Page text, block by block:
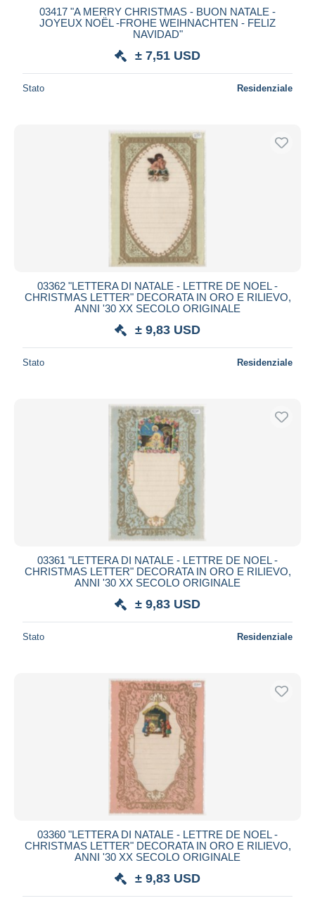
03417 "A MERRY CHRISTMAS - BUON NATALE -
JOYEUX NOËL -FROHE WEIHNACHTEN - FELIZ
NAVIDAD"
± 7,51 USD
Stato Residenziale
03362 "LETTERA DI NATALE - LETTRE DE NOEL -
CHRISTMAS LETTER" DECORATA IN ORO E RILIEVO,
ANNI '30 XX SECOLO ORIGINALE
± 9,83 USD
Stato Residenziale
03361 "LETTERA DI NATALE - LETTRE DE NOEL -
CHRISTMAS LETTER" DECORATA IN ORO E RILIEVO,
ANNI '30 XX SECOLO ORIGINALE
± 9,83 USD
Stato Residenziale
03360 "LETTERA DI NATALE - LETTRE DE NOEL -
CHRISTMAS LETTER" DECORATA IN ORO E RILIEVO,
ANNI '30 XX SECOLO ORIGINALE
± 9,83 USD